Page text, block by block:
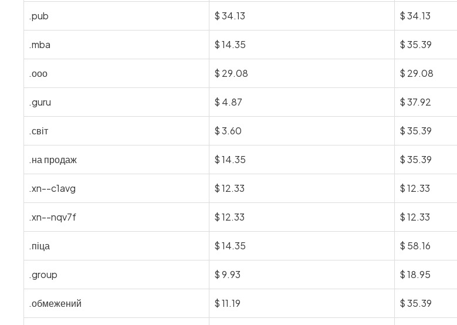
.pub $34.13 $34.13
.mba $14.35 $35.39
.ооо $ 29.08 $ 29.08
.guru $ 4.87 $37.92
.світ $3.60 $35.39
.на продаж $14.35 $35.39
.xn--c1avg $12.33 $12.33
.xn--nqv7f $12.33 $12.33
.піца $14.35 $ 58.16
.group $9.93 $18.95
.обмежений $11.19 $35.39